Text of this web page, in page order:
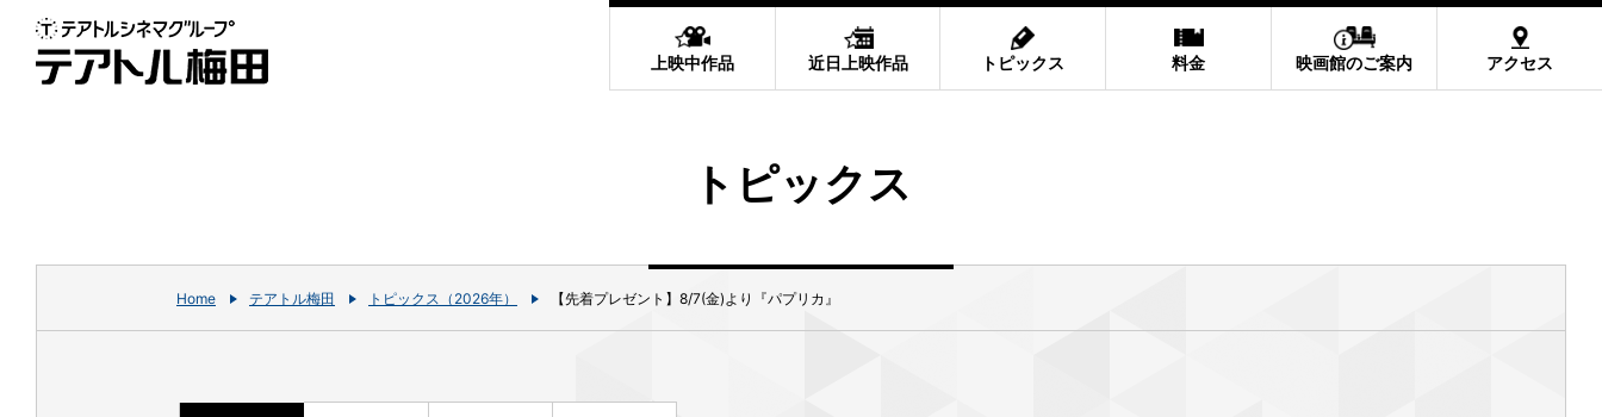
上映中作品 近日上映作品 トピックス 料金 映画館のご案内 アクセス
トピックス
Home テアトル梅田 トピックス（2026年） 【先着プレゼント】8/7(金)より『パプリカ』